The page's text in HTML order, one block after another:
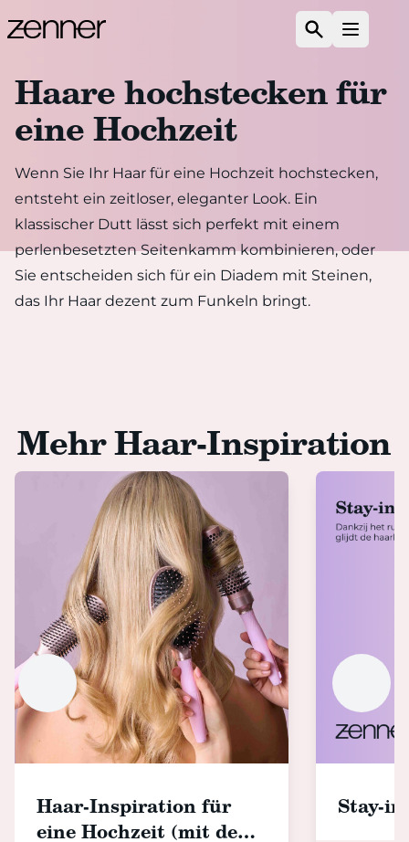
SuchenMenü
Haare hochstecken für
eine Hochzeit
Wenn Sie Ihr Haar für eine Hochzeit hochstecken,
entsteht ein zeitloser, eleganter Look. Ein
klassischer Dutt lässt sich perfekt mit einem
perlenbesetzten Seitenkamm kombinieren, oder
Sie entscheiden sich für ein Diadem mit Steinen,
das Ihr Haar dezent zum Funkeln bringt.
Mehr Haar-Inspiration
Haar-Inspiration für
eine Hochzeit (mit den
Stay-